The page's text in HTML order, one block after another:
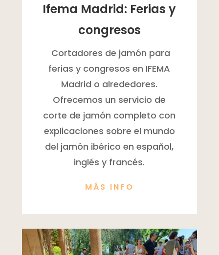
Ifema Madrid: Ferias y
congresos
Cortadores de jamón para
ferias y congresos en IFEMA
Madrid o alrededores.
Ofrecemos un servicio de
corte de jamón completo con
explicaciones sobre el mundo
del jamón ibérico en español,
inglés y francés.
MÁS INFO